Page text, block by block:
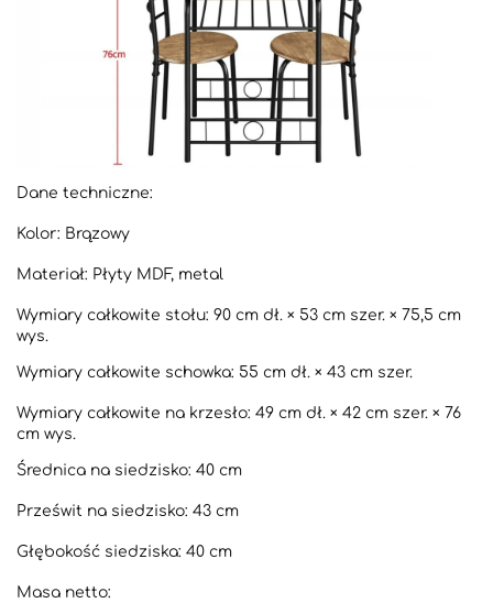
Dane techniczne:
Kolor: Brązowy
Materiał: Płyty MDF, metal
Wymiary całkowite stołu: 90 cm dł. × 53 cm szer. × 75,5 cm
wys.
Wymiary całkowite schowka: 55 cm dł. × 43 cm szer.
Wymiary całkowite na krzesło: 49 cm dł. × 42 cm szer. × 76
cm wys.
Średnica na siedzisko: 40 cm
Prześwit na siedzisko: 43 cm
Głębokość siedziska: 40 cm
Masa netto: